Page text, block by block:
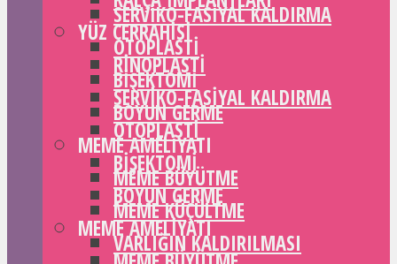
SERVIKO-FASIYAL KALDIRMA
OTOPLASTI
BIŞEKTOMI
BOYUN GERME
MEME AMELIYATI
MEME BÜYÜTME
MEME KÜÇÜLTME
VARLIĞIN KALDIRILMASI
YÜZ CERRAHISI
RINOPLASTI
SERVIKO-FASIYAL KALDIRMA
OTOPLASTI
BIŞEKTOMI
BOYUN GERME
MEME AMELIYATI